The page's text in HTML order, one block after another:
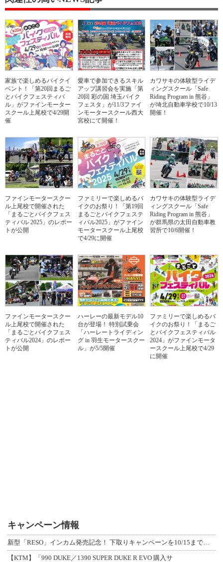
家族で楽しめるバイクイ
ベント！「第20回まるご
とバイクフェスティバ
ル」がファインモーター
スクール上尾校で4/29開
催
愛車で参加できるスキル
アップ講習会を実施「第
20回 彩の国 埼玉バイク
フェスタ」が11/3ファイ
ンモータースクール西大
宮校にて開催！
カワサキの体験型ライデ
ィングスクール「Safe
Riding Program in 熊谷」
が埼北自動車学校で10/13
開催！
ファインモータースクー
ル上尾校で開催された
「まるごとバイクフェス
ティバル 2025」のレポー
トが公開
ファミリーで楽しめるバ
イクのお祭り！「第19回
まるごとバイクフェステ
ィバル2025」がファイン
モータースクール上尾校
で4/29に開催
カワサキの体験型ライデ
ィングスクール「Safe
Riding Program in 熊谷」
が群馬県の太田自動車教
習所で10/6開催！
ファインモータースクー
ル上尾校で開催された
「まるごとバイクフェス
ティバル2024」のレポー
トが公開
ハーレーの最新モデル10
台が登場！ 特別試乗会
「ハーレートライディン
グ in 羽生モータースクー
ル」が5/5開催
ファミリーで楽しめるバ
イクのお祭り！「まるご
とバイクフェスティバル
2024」がファインモータ
ースクール上尾校で4/29
に開催
キャンペーン情報
【KTM】「990 DUKE／1390 SUPER DUKE R EVO 購入サ